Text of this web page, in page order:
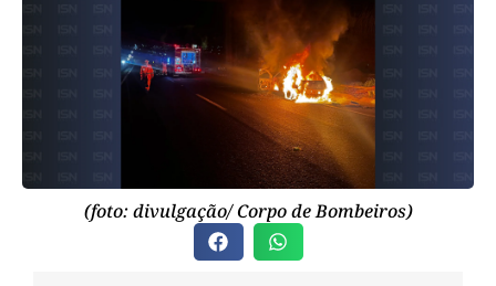
(foto: divulgação/ Corpo de Bombeiros)